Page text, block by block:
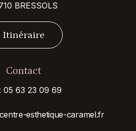
BRESSOLS
Itinéraire
Contact
05 63 23 09 69
esthetique-caramel.fr